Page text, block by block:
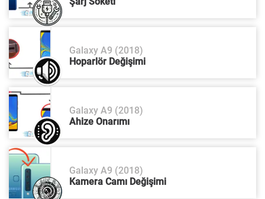
Galaxy A9 (2018)
Hoparlör Değişimi
Galaxy A9 (2018)
Ahize Onarımı
Galaxy A9 (2018)
Kamera Camı Değişimi